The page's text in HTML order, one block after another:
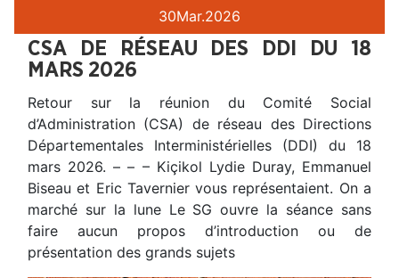
30Mar.2026
CSA DE RÉSEAU DES DDI DU 18
MARS 2026
Retour sur la réunion du Comité Social
d’Administration (CSA) de réseau des Directions
Départementales Interministérielles (DDI) du 18
mars 2026. – – – Kiçikol Lydie Duray, Emmanuel
Biseau et Eric Tavernier vous représentaient. On a
marché sur la lune Le SG ouvre la séance sans
faire aucun propos d’introduction ou de
présentation des grands sujets